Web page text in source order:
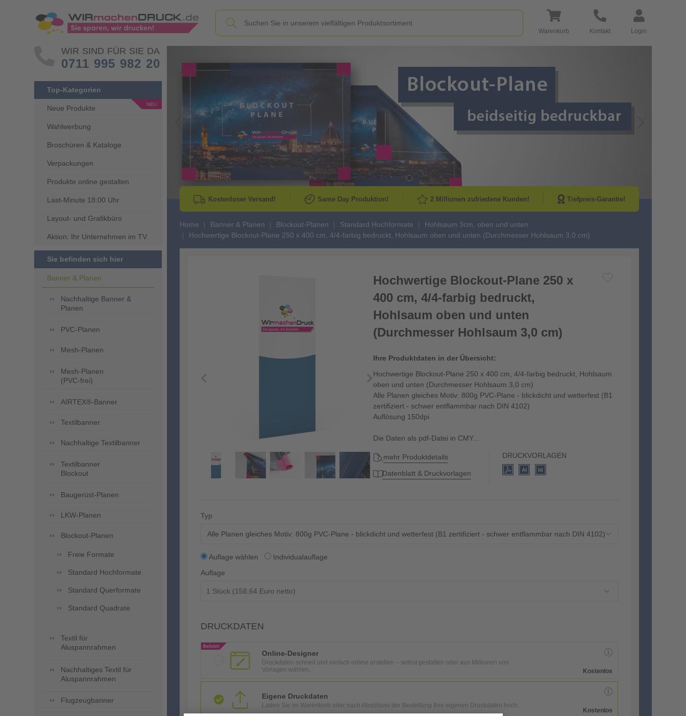
Warenkorb Kontakt Login
WIR SIND FÜR SIE DA
0711 995 982 20
Top-Kategorien
Neue Produkte
Wahlwerbung
Broschüren & Kataloge
Verpackungen
Produkte online gestalten
Last-Minute 18:00 Uhr
Layout- und Grafikbüro
Aktion: Ihr Unternehmen im TV
Sie befinden sich hier
Banner & Planen
Nachhaltige Banner &
Planen
PVC-Planen
Mesh-Planen
Mesh-Planen
(PVC-frei)
AIRTEX®-Banner
Textilbanner
Nachhaltige Textilbanner
Textilbanner
Blockout
Baugerüst-Planen
LKW-Planen
Blockout-Planen
Freie Formate
Standard Hochformate
Standard Querformate
Standard Quadrate
Textil für
Aluspannrahmen
Nachhaltiges Textil für
Aluspannrahmen
Flugzeugbanner
Go to Previous Slide
Kostenloser Versand! Same Day Produktion! 2 Millionen zufriedene Kunden! Tiefpreis-Garantie!
Home Banner & Planen Blockout-Planen Standard Hochformate
Hohlsaum 3cm, oben und unten
Hochwertige Blockout-Plane 250 x 400 cm, 4/4-farbig bedruckt, Hohlsaum oben und unten (Durchmesser Hohlsaum 3,0 cm)
Hochwertige Blockout-Plane 250 x
400 cm, 4/4-farbig bedruckt,
Hohlsaum oben und unten
(Durchmesser Hohlsaum 3,0 cm)
Ihre Produktdaten in der Übersicht:
Hochwertige Blockout-Plane 250 x 400 cm, 4/4-farbig bedruckt, Hohlsaum
oben und unten (Durchmesser Hohlsaum 3,0 cm)
Alle Planen gleiches Motiv: 800g PVC-Plane - blickdicht und wetterfest (B1
zertifiziert - schwer entflammbar nach DIN 4102)
Auflösung 150dpi
Die Daten als pdf-Datei in CMY...
mehr Produktdetails
Datenblatt & Druckvorlagen
DRUCKVORLAGEN
Typ
Alle Planen gleiches Motiv: 800g PVC-Plane - blickdicht und wetterfest (B1 zertifiziert - schwer entflammbar nach DIN 4102)
Auflage wählen
Individualauflage
Auflage
DRUCKDATEN
Online-Designer
Druckdaten schnell und einfach online erstellen – selbst gestalten oder aus Millionen von
Vorlagen wählen.
Kostenlos
Eigene Druckdaten
Laden Sie im Warenkorb oder nach Abschluss der Bestellung Ihre eigenen Druckdaten hoch.
Kostenlos